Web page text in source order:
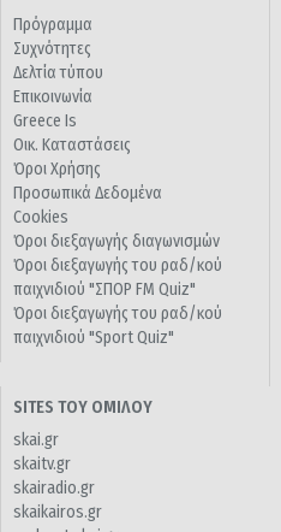
Πρόγραμμα
Συχνότητες
Δελτία τύπου
Επικοινωνία
Greece Is
Οικ. Καταστάσεις
Όροι Χρήσης
Προσωπικά Δεδομένα
Cookies
Όροι διεξαγωγής διαγωνισμών
Όροι διεξαγωγής του ραδ/κού
παιχνιδιού "ΣΠΟΡ FM Quiz"
Όροι διεξαγωγής του ραδ/κού
παιχνιδιού "Sport Quiz"
SITES ΤΟΥ ΟΜΙΛΟΥ
skai.gr
skaitv.gr
skairadio.gr
skaikairos.gr